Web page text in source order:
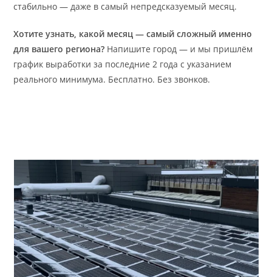
стабильно — даже в самый непредсказуемый месяц.
Хотите узнать, какой месяц — самый сложный именно
для вашего региона? Напишите город — и мы пришлём
график выработки за последние 2 года с указанием
реального минимума. Бесплатно. Без звонков.